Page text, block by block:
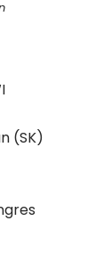
(SK)